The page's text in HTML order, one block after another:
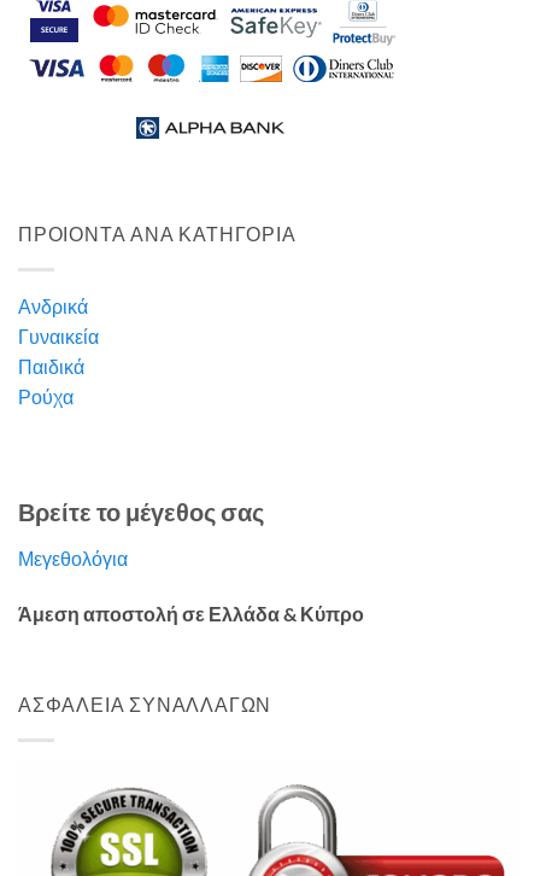
ΠΡΟΙΟΝΤΑ ΑΝΑ ΚΑΤΗΓΟΡΙΑ
Ανδρικά
Γυναικεία
Παιδικά
Ρούχα
Βρείτε το μέγεθος σας
Μεγεθολόγια
Άμεση αποστολή σε Ελλάδα & Κύπρο
ΑΣΦΑΛΕΙΑ ΣΥΝΑΛΛΑΓΩΝ